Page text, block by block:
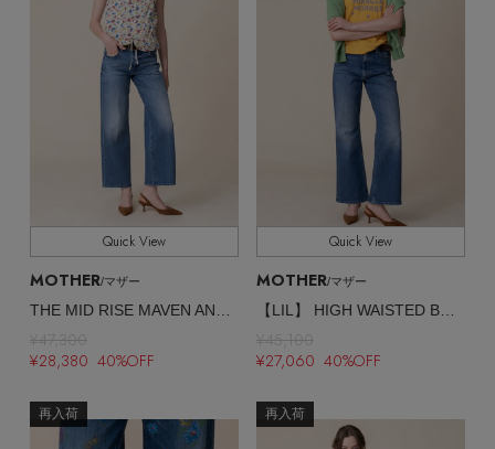
Quick View
MOTHER/マザー
¥47,300
¥28,380 40%OFF
Quick View
MOTHER/マザー
【LIL】 HIGH WAISTED BOOKIE SNEAK ストレートデニム （KCK）
¥45,100
¥27,060 40%OFF
再入荷 再入荷